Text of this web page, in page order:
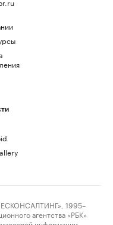
1995–
агентства «РБК»